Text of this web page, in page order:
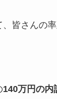
、皆さんの
140万円の内